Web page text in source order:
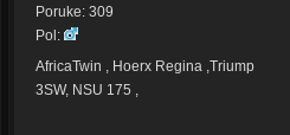
Poruke: 309
Pol:
AfricaTwin , Hoerx Regina ,Triump
3SW, NSU 175 ,